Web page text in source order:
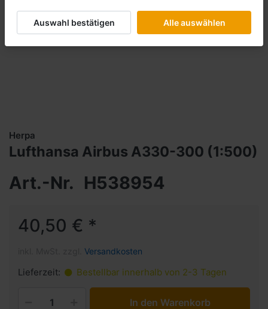
Herpa
Lufthansa Airbus A330-300 (1:500)
Art.-Nr. H538954
40,50 € *
Versandkosten
Lieferzeit: Bestellbar innerhalb von 2-3 Tagen
In den Warenkorb
Auswahl bestätigen Alle auswählen